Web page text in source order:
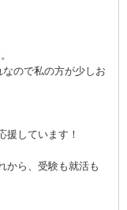
ので私の方が少しお
援しています！
から、受験も就活も